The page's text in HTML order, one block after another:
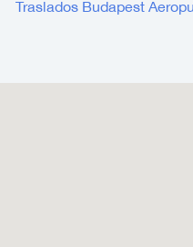
Traslados Budapest